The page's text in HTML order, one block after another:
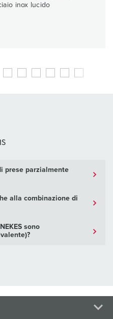
inox lucido
prese parzialmente
alla combinazione di
sono